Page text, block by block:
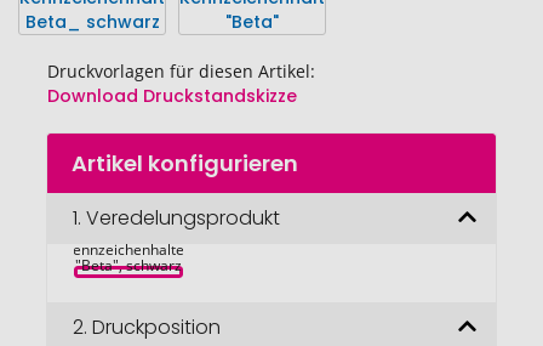
Druckvorlagen für diesen Artikel:
Download Druckstandskizze
Zum
Anfang
Bildgalerie
Artikel konfigurieren
1. Veredelungsprodukt
Kennzeichenhalter
"Beta", schwarz
2. Druckposition